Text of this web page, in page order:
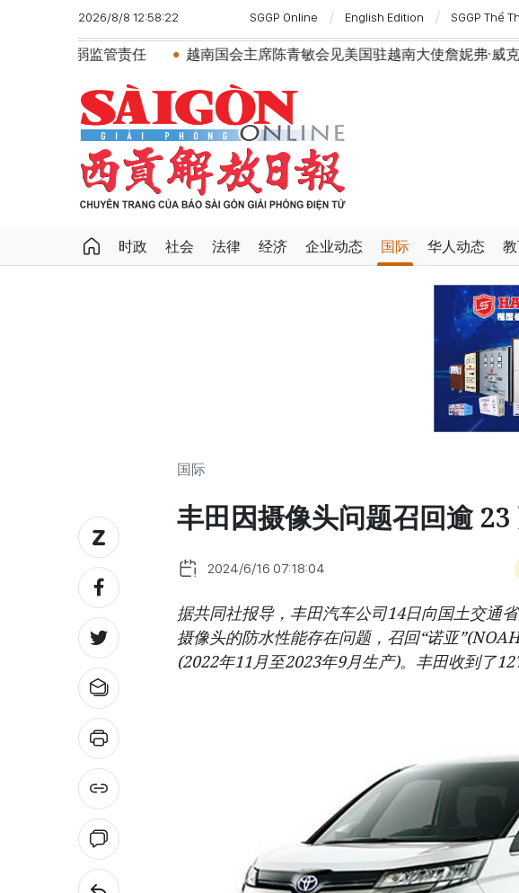
2026/8/8 12:58:22 SGGP Online English Edition SGGP Thể
越南国会主席陈青敏会见美国驻越南大使詹妮弗·威克斯 越南共
时政 社会 法律 经济 企业动态 国际 华人动态
国际
丰田因摄像头问题召回逾
2024/6/16 07:18:04
据共同社报导，丰田汽车公司14日向国土交通
摄像头的防水性能存在问题，召回“诺亚
(2022年11月至2023年9月生产)。丰田收到了